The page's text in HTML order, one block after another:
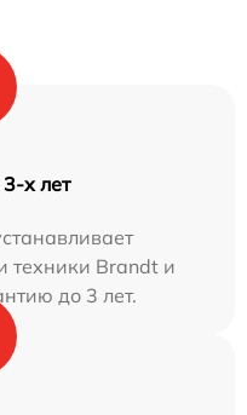
х лет
техники Brandt и
до 3 лет.